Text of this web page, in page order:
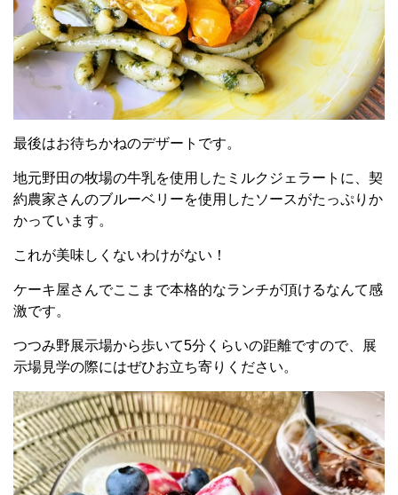
最後はお待ちかねのデザートです。
地元野田の牧場の牛乳を使用したミルクジェラートに、契
約農家さんのブルーベリーを使用したソースがたっぷりか
かっています。
これが美味しくないわけがない！
ケーキ屋さんでここまで本格的なランチが頂けるなんて感
激です。
つつみ野展示場から歩いて5分くらいの距離ですので、展
示場見学の際にはぜひお立ち寄りください。